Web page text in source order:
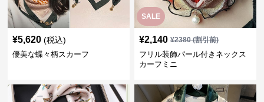
¥5,620 (税込)
優美な蝶々柄スカーフ
SALE
¥2,140 ¥2380(割引前)
フリル装飾パール付きネックス
カーフミニ